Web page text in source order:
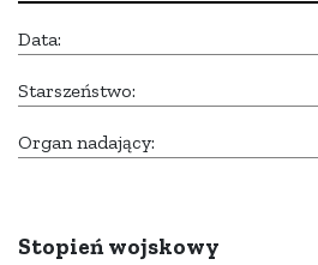
Data:
Starszeństwo:
Organ nadający:
Stopień wojskowy